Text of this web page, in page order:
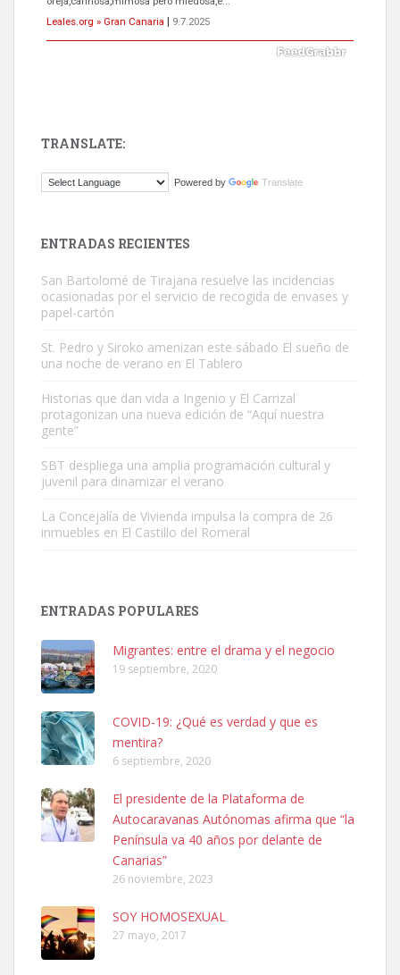
Leales.org » Gran Canaria
9.7.2025
El ayuntamiento se va a llevar a Los Gatos callejeros de la zona los
Este gato macho ha aparecido en la calle hace menos de un mes,
es muy manso y extremadamente cari...
Leales.org » Gran Canaria
Leales.org » Gran Canaria
SHIBA PERDIDO AVDA JOSE MESA Y LOPEZ
PERRO MACHO RAZA SHIBA CON MICROCHIP PERDIDO HOY
06/07/2025 ZONA MESA Y LOPEZ. ES MUY ASUSTADIZO
Leales.org » Gran Canaria
6.7.2025
TRANSLATE:
Powered by Translate
ENTRADAS RECIENTES
San Bartolomé de Tirajana resuelve las incidencias
ocasionadas por el servicio de recogida de envases y
papel-cartón
St. Pedro y Siroko amenizan este sábado El sueño de
una noche de verano en El Tablero
Historias que dan vida a Ingenio y El Carrizal
protagonizan una nueva edición de “Aquí nuestra
gente”
SBT despliega una amplia programación cultural y
juvenil para dinamizar el verano
La Concejalía de Vivienda impulsa la compra de 26
inmuebles en El Castillo del Romeral
ENTRADAS POPULARES
Migrantes: entre el drama y el negocio
19 septiembre, 2020
COVID-19: ¿Qué es verdad y que es
mentira?
6 septiembre, 2020
El presidente de la Plataforma de
Autocaravanas Autónomas afirma que “la
Península va 40 años por delante de
Canarias”
26 noviembre, 2023
SOY HOMOSEXUAL
27 mayo, 2017